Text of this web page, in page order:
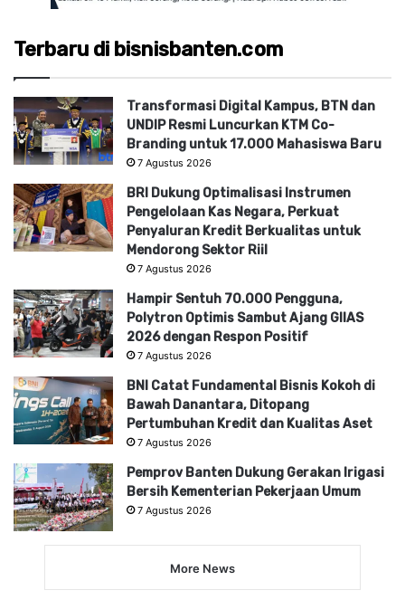
Terbaru di bisnisbanten.com
Transformasi Digital Kampus, BTN dan
UNDIP Resmi Luncurkan KTM Co-
Branding untuk 17.000 Mahasiswa Baru
7 Agustus 2026
BRI Dukung Optimalisasi Instrumen
Pengelolaan Kas Negara, Perkuat
Penyaluran Kredit Berkualitas untuk
Mendorong Sektor Riil
7 Agustus 2026
Hampir Sentuh 70.000 Pengguna,
Polytron Optimis Sambut Ajang GIIAS
2026 dengan Respon Positif
7 Agustus 2026
BNI Catat Fundamental Bisnis Kokoh di
Bawah Danantara, Ditopang
Pertumbuhan Kredit dan Kualitas Aset
7 Agustus 2026
Pemprov Banten Dukung Gerakan Irigasi
Bersih Kementerian Pekerjaan Umum
7 Agustus 2026
More News